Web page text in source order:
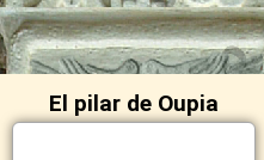
El pilar de Oupia